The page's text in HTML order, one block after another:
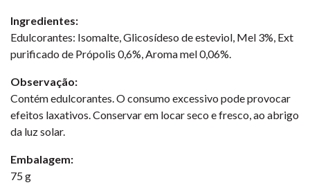
Ingredientes:
Edulcorantes: Isomalte, Glicosídeso de esteviol, Mel 3%, Ext
purificado de Própolis 0,6%, Aroma mel 0,06%.
Observação:
Contém edulcorantes. O consumo excessivo pode provocar
efeitos laxativos. Conservar em locar seco e fresco, ao abrigo
da luz solar.
Embalagem:
75 g